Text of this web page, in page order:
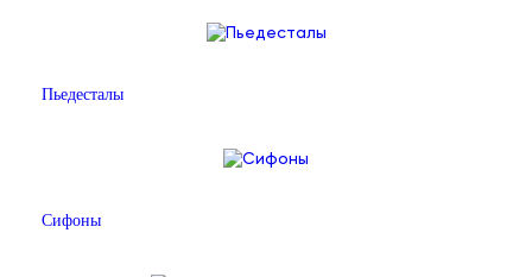
Пьедесталы
Сифоны